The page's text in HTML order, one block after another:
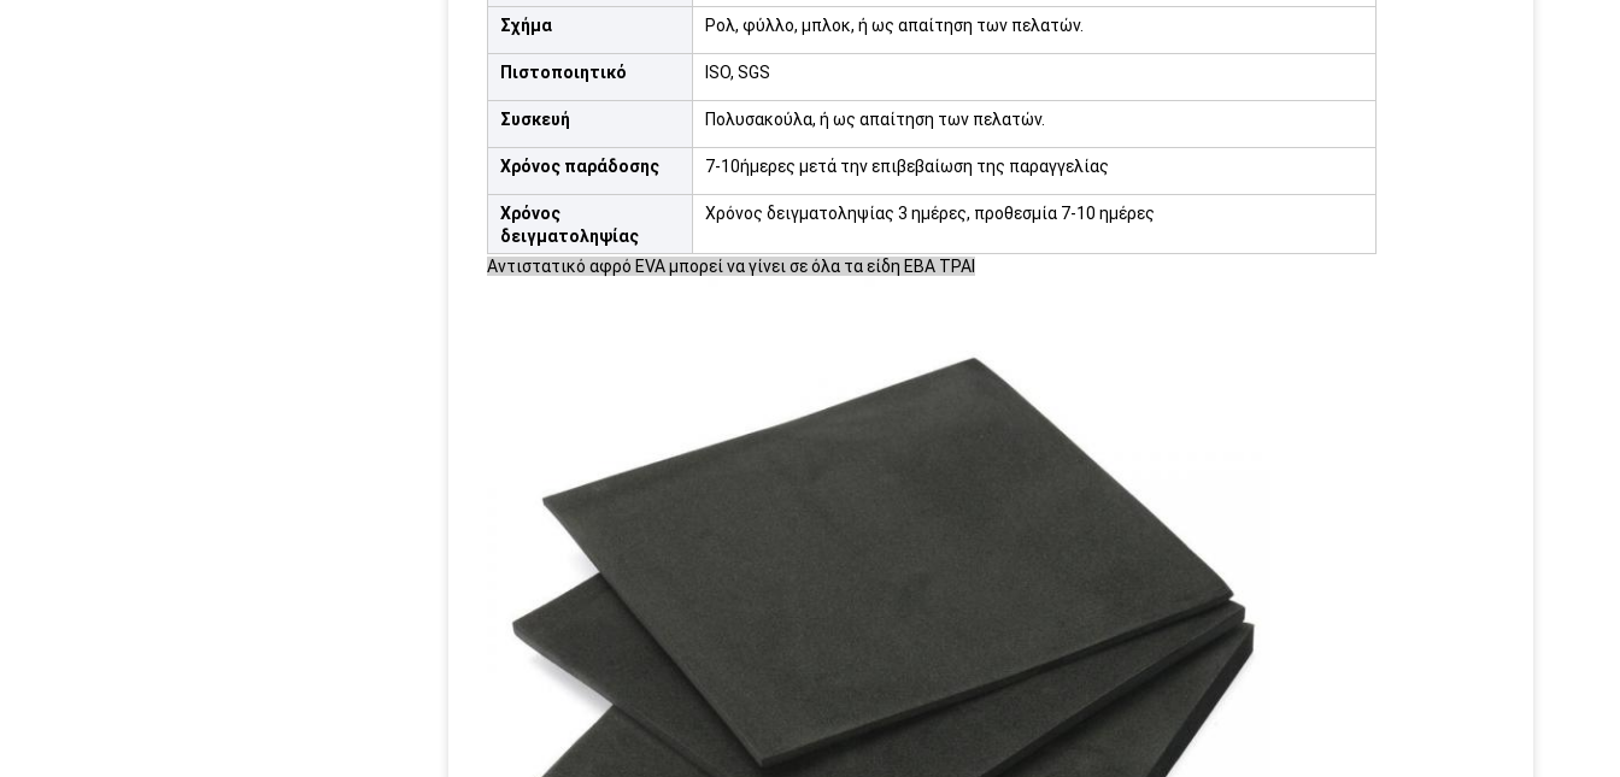
Σχήμα Ρολ, φύλλο, μπλοκ, ή ως απαίτηση των πελατών.
Πιστοποιητικό ISO, SGS
Συσκευή Πολυσακούλα, ή ως απαίτηση των πελατών.
Χρόνος παράδοσης 7-10ήμερες μετά την επιβεβαίωση της παραγγελίας
Χρόνος
δειγματοληψίας
Χρόνος δειγματοληψίας 3 ημέρες, προθεσμία 7-10 ημέρες
Αντιστατικό αφρό EVA μπορεί να γίνει σε όλα τα είδη ΕΒΑ ΤΡΑΙ